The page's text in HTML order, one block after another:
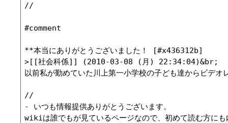
//
#comment
**本当にありがとうございました！ [#x436312b]
>[[社会科係]] (2010-03-08 (月) 22:34:04)&br;
以前私が勤めていた川上第一小学校の子ども達からビデ
//
- いつも情報提供ありがとうございます。
wikiは誰でもが見ているページなので、初めて読む方に